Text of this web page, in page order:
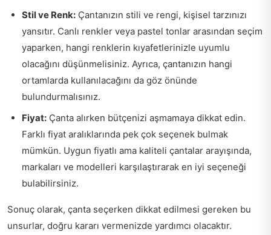
Stil ve Renk: Çantanızın stili ve rengi, kişisel tarzınızı
yansıtır. Canlı renkler veya pastel tonlar arasından seçim
yaparken, hangi renklerin kıyafetlerinizle uyumlu
olacağını düşünmelisiniz. Ayrıca, çantanızın hangi
ortamlarda kullanılacağını da göz önünde
bulundurmalısınız.
Fiyat: Çanta alırken bütçenizi aşmamaya dikkat edin.
Farklı fiyat aralıklarında pek çok seçenek bulmak
mümkün. Uygun fiyatlı ama kaliteli çantalar arayışında,
markaları ve modelleri karşılaştırarak en iyi seçeneği
bulabilirsiniz.
Sonuç olarak, çanta seçerken dikkat edilmesi gereken bu
unsurlar, doğru kararı vermenizde yardımcı olacaktır.